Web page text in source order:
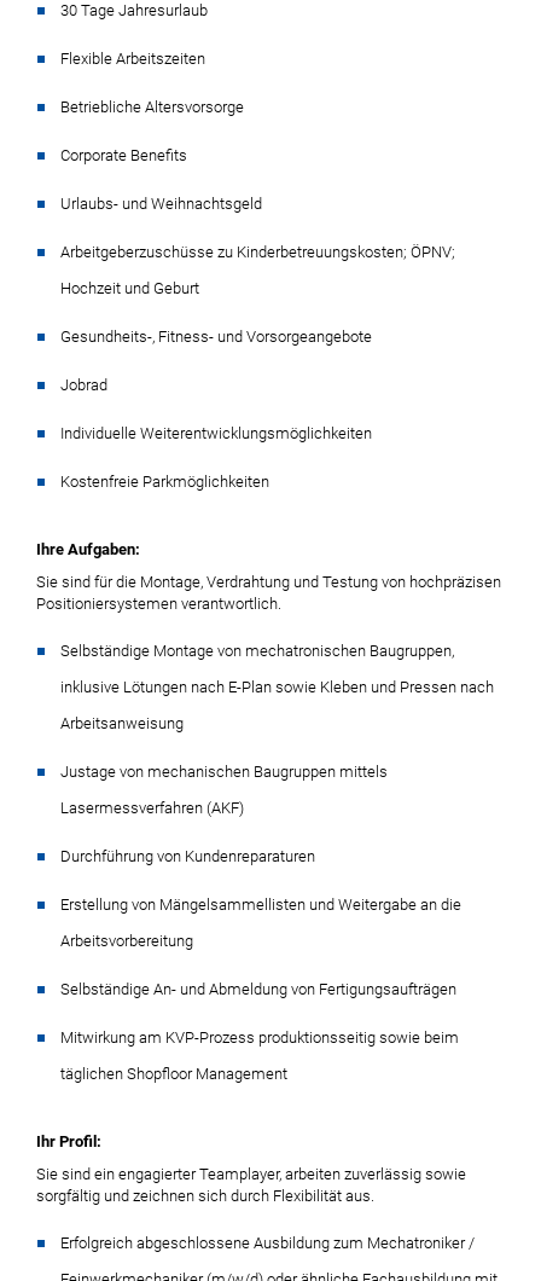
30 Tage Jahresurlaub
Flexible Arbeitszeiten
Betriebliche Altersvorsorge
Corporate Benefits
Urlaubs- und Weihnachtsgeld
Arbeitgeberzuschüsse zu Kinderbetreuungskosten; ÖPNV;
Hochzeit und Geburt
Gesundheits-, Fitness- und Vorsorgeangebote
Jobrad
Individuelle Weiterentwicklungsmöglichkeiten
Kostenfreie Parkmöglichkeiten
Ihre Aufgaben:
Sie sind für die Montage, Verdrahtung und Testung von hochpräzisen
Positioniersystemen verantwortlich.
Selbständige Montage von mechatronischen Baugruppen,
inklusive Lötungen nach E-Plan sowie Kleben und Pressen nach
Arbeitsanweisung
Justage von mechanischen Baugruppen mittels
Lasermessverfahren (AKF)
Durchführung von Kundenreparaturen
Erstellung von Mängelsammellisten und Weitergabe an die
Arbeitsvorbereitung
Selbständige An- und Abmeldung von Fertigungsaufträgen
Mitwirkung am KVP-Prozess produktionsseitig sowie beim
täglichen Shopfloor Management
Ihr Profil:
Sie sind ein engagierter Teamplayer, arbeiten zuverlässig sowie
sorgfältig und zeichnen sich durch Flexibilität aus.
Erfolgreich abgeschlossene Ausbildung zum Mechatroniker /